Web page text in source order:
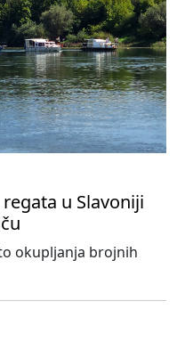
u Slavoniji
okupljanja brojnih